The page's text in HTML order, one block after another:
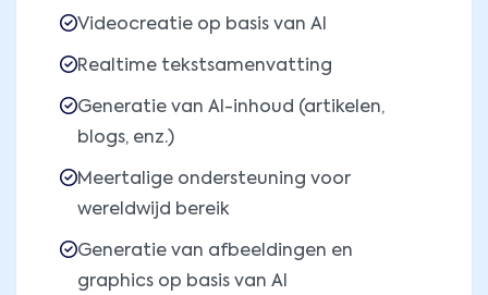
Videocreatie op basis van AI
Realtime tekstsamenvatting
Generatie van AI-inhoud (artikelen,
blogs, enz.)
Meertalige ondersteuning voor
wereldwijd bereik
Generatie van afbeeldingen en
graphics op basis van AI